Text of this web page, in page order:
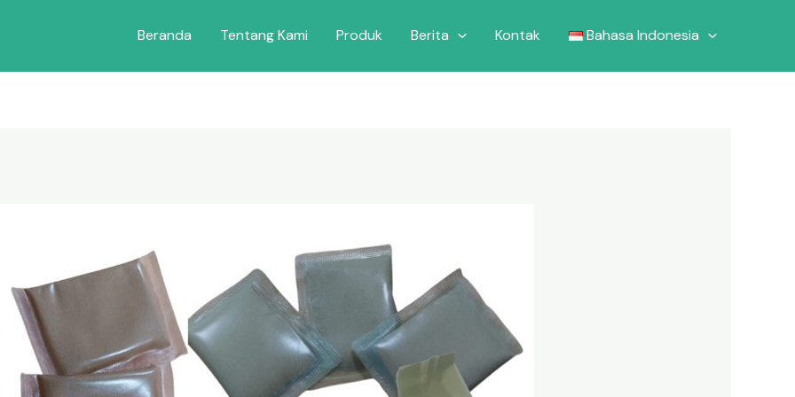
Beranda Tentang Kami Produk Berita Kontak Bahasa Indonesia